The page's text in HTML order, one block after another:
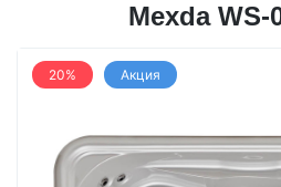
Mexda WS-
20% Акция